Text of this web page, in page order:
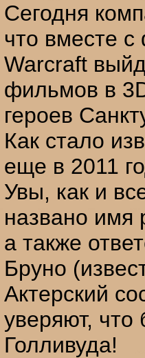
Сегодня
что вместе
Warcraft
фильмов в
героев
Как стало
еще в 2011
Увы, как и
названо имя
а также
Бруно
Актерский
уверяют, что
Голливуда!